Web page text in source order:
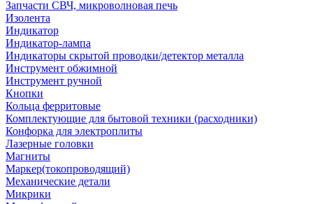
Запчасти СВЧ, микроволновая печь
Изолента
Индикатор
Индикатор-лампа
Индикаторы скрытой проводки/детектор металла
Инструмент обжимной
Инструмент ручной
Кнопки
Кольца ферритовые
Комплектующие для бытовой техники (расходники)
Конфорка для электроплиты
Лазерные головки
Магниты
Маркер(токопроводящий)
Механические детали
Микрики